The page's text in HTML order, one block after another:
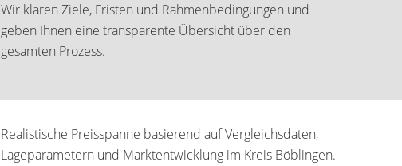
Wir klären Ziele, Fristen und Rahmenbedingungen und
geben Ihnen eine transparente Übersicht über den
gesamten Prozess.
Realistische Preisspanne basierend auf Vergleichsdaten,
Lageparametern und Marktentwicklung im Kreis Böblingen.